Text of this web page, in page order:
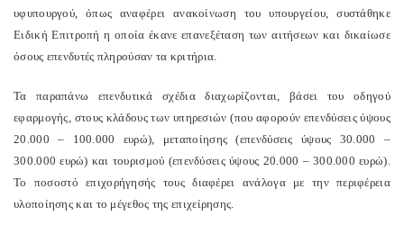
υφυπουργού, όπως αναφέρει ανακοίνωση του υπουργείου, συστάθηκε
Ειδική Επιτροπή η οποία έκανε επανεξέταση των αιτήσεων και δικαίωσε
όσους επενδυτές πληρούσαν τα κριτήρια.
Τα παραπάνω επενδυτικά σχέδια διαχωρίζονται, βάσει του οδηγού
εφαρμογής, στους κλάδους των υπηρεσιών (που αφορούν επενδύσεις ύψους
20.000 – 100.000 ευρώ), μεταποίησης (επενδύσεις ύψους 30.000 –
300.000 ευρώ) και τουρισμού (επενδύσεις ύψους 20.000 – 300.000 ευρώ).
Το ποσοστό επιχορήγησής τους διαφέρει ανάλογα με την περιφέρεια
υλοποίησης και το μέγεθος της επιχείρησης.